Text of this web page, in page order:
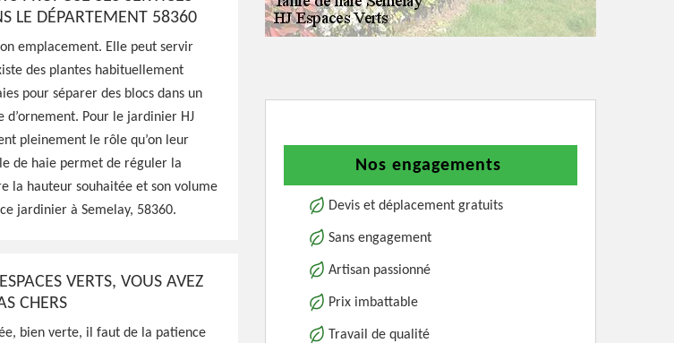
LE DÉPARTEMENT 58360
emplacement. Elle peut servir
des plantes habituellement
pour séparer des blocs dans un
d’ornement. Pour le jardinier HJ
pleinement le rôle qu’on leur
de haie permet de réguler la
la hauteur souhaitée et son volume
jardinier à Semelay, 58360.
VERTS, VOUS AVEZ
CHERS
bien verte, il faut de la patience
Nos engagements
Devis et déplacement gratuits
Sans engagement
Artisan passionné
Prix imbattable
Travail de qualité